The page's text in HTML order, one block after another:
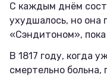
С каждым днём
ухудшалось, но она
«Сэндитоном»,
В 1817 году, когда
смертельно больна,